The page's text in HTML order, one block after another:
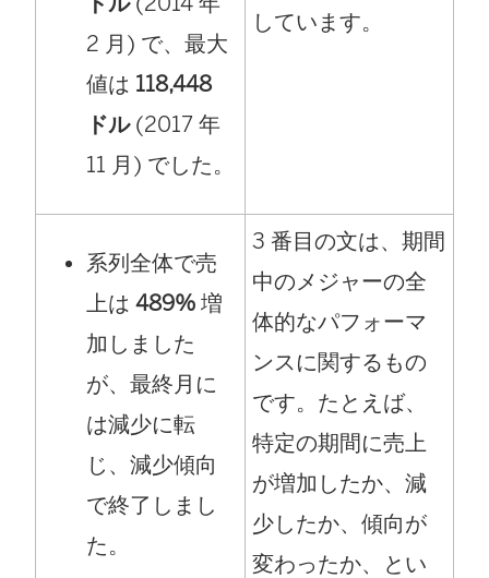
2 月) で、最大
値は 118,448
ドル(2017 年
11 月) でした。
しています。
系列全体で売
上は 489% 増
加しました
が、最終月に
は減少に転
じ、減少傾向
で終了しまし
た。
3 番目の文は、期間
中のメジャーの全
体的なパフォーマ
ンスに関するもの
です。たとえば、
特定の期間に売上
が増加したか、減
少したか、傾向が
変わったか、とい